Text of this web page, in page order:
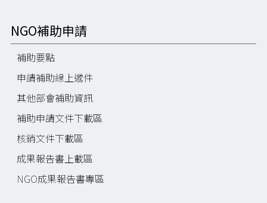
NGO補助申請
補助要點
申請補助線上遞件
其他部會補助資訊
補助申請文件下載區
核銷文件下載區
成果報告書上載區
NGO成果報告書專區